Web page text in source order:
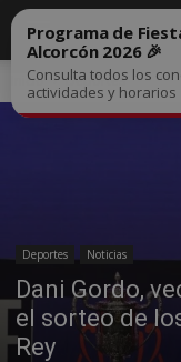
Inicio Deportes
Deportes Noticias
Dani Gordo,
el sorteo de
Rey
Programa de
Alcorcón 2026 🎉
Consulta todos los
actividades y horarios